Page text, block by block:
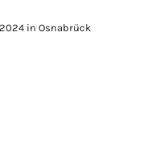
in Osnabrück